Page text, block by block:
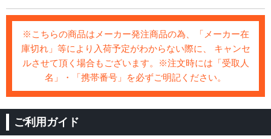
※こちらの商品はメーカー発注商品の為、「メーカー在
庫切れ」等により入荷予定がわからない際に、 キャンセ
ルさせて頂く場合もございます。※注文時には「受取人
名」・「携帯番号」を必ずご明記ください。
ご利用ガイド